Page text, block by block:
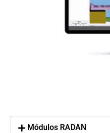
Módulos RADAN